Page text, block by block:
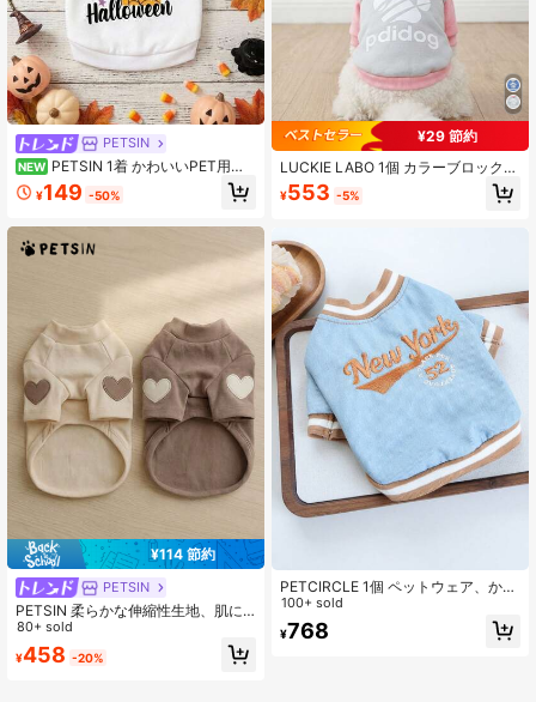
PETSIN
NEW PETSIN 1着 かわいいPET用服
蝶リボン・クモ・コウモリ・文字・
ハロウィンゴースト柄 ホワイト 厚手
¥149 -50%
¥114 節約
PETSIN
PETSIN 柔らかな伸縮性生地、肌に
優しい、快適、ハート型パターン、
オールシーズン、ユニバーサル、デ
イリー着用、ペット用ベーシックシ
80+ sold
¥458 -20%
¥29 節約
LUCKIE LABO 1個 カラーブロック
肉球プリント 猫&犬用ポリエステル
パーカー、ノミ防止、抜け毛軽減、
¥553 -5%
PETCIRCLE 1個 ペットウェア、かわ
いい小型犬/猫用アパレル、ニューヨ
ークベースボールジャージ
100+ sold
¥768